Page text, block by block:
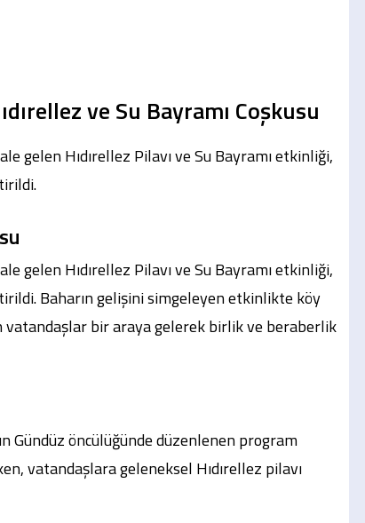
ve Su Bayramı Coşkusu
gelen Hıdırellez Pilavı ve Su Bayramı etkinliği,
gelen Hıdırellez Pilavı ve Su Bayramı etkinliği,
Baharın gelişini simgeleyen etkinlikte köy
vatandaşlar bir araya gelerek birlik ve beraberlik
Gündüz öncülüğünde düzenlenen program
vatandaşlara geleneksel Hıdırellez pilavı